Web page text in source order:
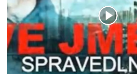
Volby 2025
Z domova
Obrázky